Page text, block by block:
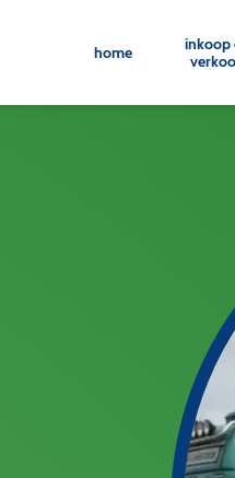
home
inkoop